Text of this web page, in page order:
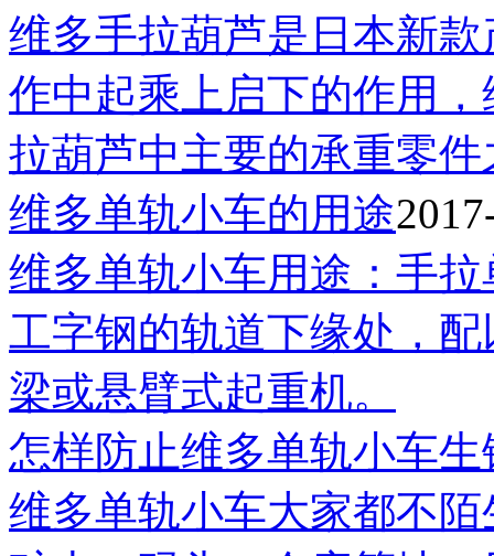
维多手拉葫芦是日本新
作中起乘上启下的作用
拉葫芦中主要的承重零
维多单轨小车的用途
维多单轨小车用途：手
工字钢的轨道下缘处，
梁或悬臂式起重机。
怎样防止维多单轨小车生
维多单轨小车大家都不